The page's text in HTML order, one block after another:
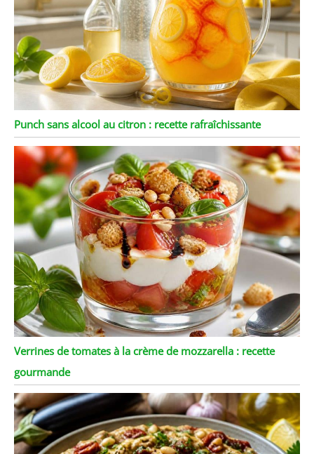
Punch sans alcool au citron : recette rafraîchissante
Verrines de tomates à la crème de mozzarella : recette
gourmande